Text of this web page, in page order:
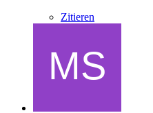
Zitieren